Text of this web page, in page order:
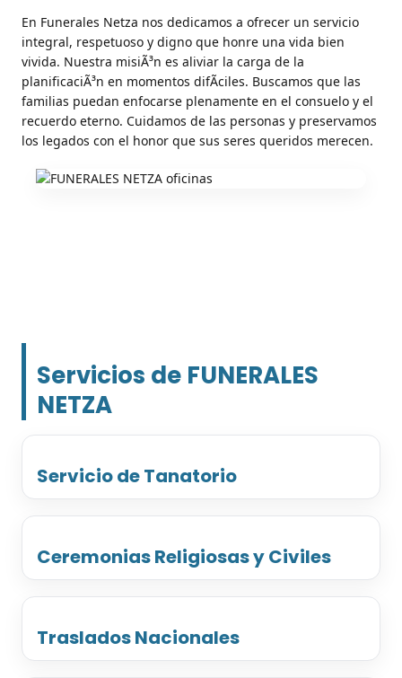
En Funerales Netza nos dedicamos a ofrecer un servicio
integral, respetuoso y digno que honre una vida bien
vivida. Nuestra misiÃ³n es aliviar la carga de la
planificaciÃ³n en momentos difÃ­ciles. Buscamos que las
familias puedan enfocarse plenamente en el consuelo y el
recuerdo eterno. Cuidamos de las personas y preservamos
los legados con el honor que sus seres queridos merecen.
Servicios de FUNERALES
NETZA
Servicio de Tanatorio
Ceremonias Religiosas y Civiles
Traslados Nacionales